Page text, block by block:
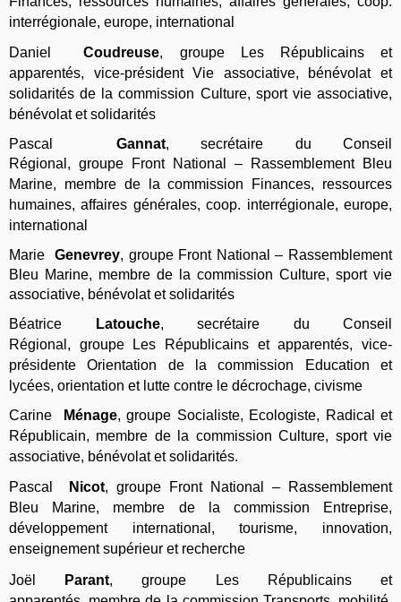
interrégionale, europe, international
DanielCoudreuse, groupe
Les Républicains et
apparentés, vice-président Vie associative, bénévolat et
solidarités de la commission Culture, sport vie associative,
bénévolat et solidarités
Pascal Gannat, secrétaire du Conseil
Régional, groupe
Front National – Rassemblement Bleu
Marine, membre de la commission Finances, ressources
humaines, affaires générales, coop. interrégionale, europe,
international
MarieGenevrey, groupe Front National – Rassemblement
Bleu Marine, membre de la commission Culture, sport vie
associative, bénévolat et solidarités
Béatrice
Latouche, secrétaire du Conseil
Régional, groupe Les Républicains et apparentés,vice-
présidente Orientation de la commission Education et
lycées, orientation et lutte contre le décrochage, civisme
Carine
Ménage, groupe Socialiste, Ecologiste, Radical et
Républicain, membre de la commission Culture, sport vie
associative, bénévolat et solidarités.
Pascal
Nicot, groupe
Front National – Rassemblement
Bleu Marine, membre de la commission Entreprise,
développement international, tourisme, innovation,
enseignement supérieur et recherche
Joël Parant,groupe
Les Républicains et